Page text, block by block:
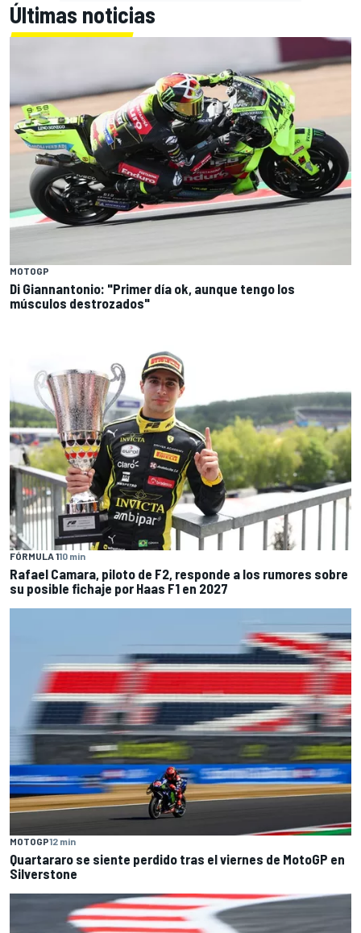
Últimas noticias
MOTOGP
Di Giannantonio: "Primer día ok, aunque tengo los
músculos destrozados"
FÓRMULA 110 min
Rafael Camara, piloto de F2, responde a los rumores sobre
su posible fichaje por Haas F1 en 2027
MOTOGP12 min
Quartararo se siente perdido tras el viernes de MotoGP en
Silverstone